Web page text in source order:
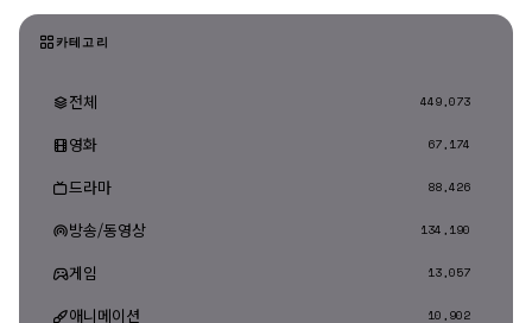
카테고리
전체 449,073
영화 67,174
드라마 88,426
방송/동영상 134,190
게임 13,057
애니메이션 10,902